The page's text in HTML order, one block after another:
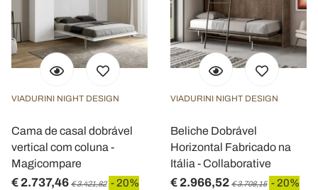
VIADURINI NIGHT DESIGN
Cama de casal dobrável
vertical com coluna -
Magicompare
€ 2.737,46 € 3.421,82 - 20%
VIADURINI NIGHT DESIGN
Beliche Dobrável
Horizontal Fabricado na
Itália - Collaborative
€ 2.966,52 € 3.708,15 - 20%